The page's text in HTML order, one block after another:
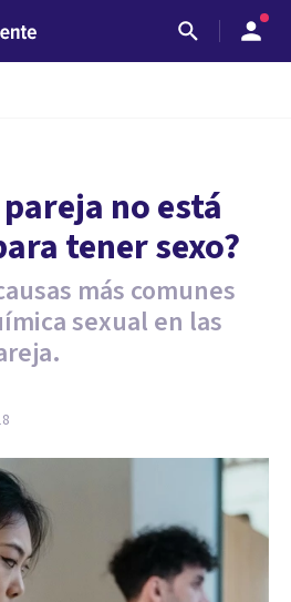
no está
tener sexo?
más comunes
sexual en las